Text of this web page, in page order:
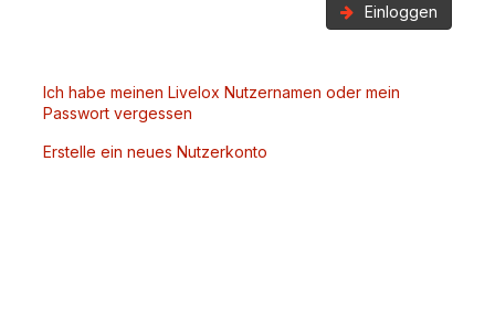
Einloggen
Ich habe meinen Livelox Nutzernamen oder mein
Passwort vergessen
Erstelle ein neues Nutzerkonto